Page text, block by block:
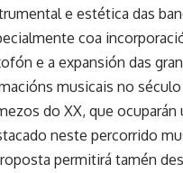
e estética das
coa
e a expansión das
musicais no século
do XX, que ocuparán
neste percorrido
permitirá tamén